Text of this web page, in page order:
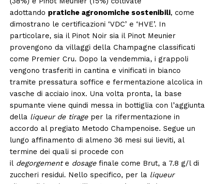
adottando pratiche agronomiche sostenibili, come
dimostrano le certificazioni ‘VDC’ e ‘HVE’. In
particolare, sia il Pinot Noir sia il Pinot Meunier
provengono da villaggi della Champagne classificati
come Premier Cru. Dopo la vendemmia, i grappoli
vengono trasferiti in cantina e vinificati in bianco
tramite pressatura soffice e fermentazione alcolica in
vasche di acciaio inox. Una volta pronta, la base
spumante viene quindi messa in bottiglia con l’aggiunta
della liqueur de tirage per la rifermentazione in
accordo al pregiato Metodo Champenoise. Segue un
lungo affinamento di almeno 36 mesi sui lieviti, al
termine dei quali si procede con
il degorgemente dosage finale come Brut, a 7.8 g/l di
zuccheri residui. Nello specifico, per la liqueur